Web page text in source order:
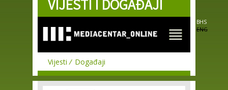
Skip to
main
VIJESTI I DOGAĐAJI
BHS
ENG
Vijesti Događaji